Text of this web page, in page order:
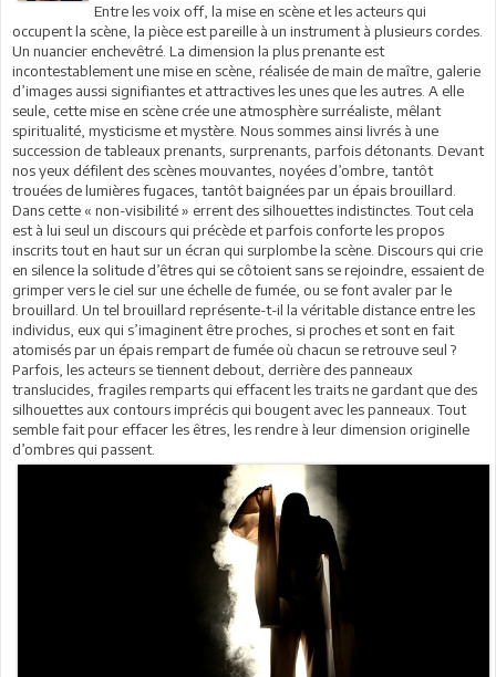
Entre les voix off, la mise en scène et les acteurs qui
occupent la scène, la pièce est pareille à un instrument à plusieurs cordes.
Un nuancier enchevêtré. La dimension la plus prenante est
incontestablement une mise en scène, réalisée de main de maître, galerie
d’images aussi signifiantes et attractives les unes que les autres. A elle
seule, cette mise en scène crée une atmosphère surréaliste, mêlant
spiritualité, mysticisme et mystère. Nous sommes ainsi livrés à une
succession de tableaux prenants, surprenants, parfois détonants. Devant
nos yeux défilent des scènes mouvantes, noyées d’ombre, tantôt
trouées de lumières fugaces, tantôt baignées par un épais brouillard.
Dans cette « non-visibilité » errent des silhouettes indistinctes. Tout cela
est à lui seul un discours qui précède et parfois conforte les propos
inscrits tout en haut sur un écran qui surplombe la scène. Discours qui crie
en silence la solitude d’êtres qui se côtoient sans se rejoindre, essaient de
grimper vers le ciel sur une échelle de fumée, ou se font avaler par le
brouillard. Un tel brouillard représente-t-il la véritable distance entre les
individus, eux qui s’imaginent être proches, si proches et sont en fait
atomisés par un épais rempart de fumée où chacun se retrouve seul ?
Parfois, les acteurs se tiennent debout, derrière des panneaux
translucides, fragiles remparts qui effacent les traits ne gardant que des
silhouettes aux contours imprécis qui bougent avec les panneaux. Tout
semble fait pour effacer les êtres, les rendre à leur dimension originelle
d’ombres qui passent.